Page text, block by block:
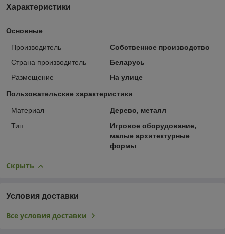
Характеристики
Основные
Производитель
Собственное производство
Страна производитель
Беларусь
Размещение
На улице
Пользовательские характеристики
Материал
Дерево, металл
Тип
Игровое оборудование,
малые архитектурные
формы
Скрыть
Условия доставки
Все условия доставки